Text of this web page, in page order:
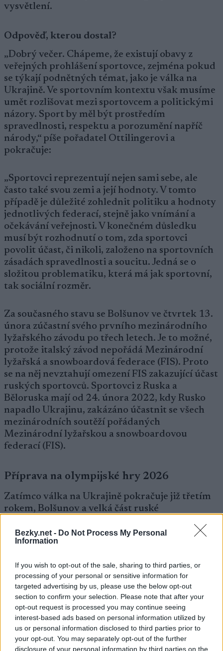
Bezky.net - Do Not Process My Personal
Information
If you wish to opt-out of the sale, sharing to third parties, or
processing of your personal or sensitive information for
targeted advertising by us, please use the below opt-out
section to confirm your selection. Please note that after your
opt-out request is processed you may continue seeing
interest-based ads based on personal information utilized by
us or personal information disclosed to third parties prior to
your opt-out. You may separately opt-out of the further
disclosure of your personal information by third parties on the
vysvětlení.
Odpověď, kterou dostal?
„Dobrý večer. Chápeme, že existují obavy z
veřejných prohlášení sportovce, zejména pokud
se týkají podnětných témat, jako je válka na
Ukrajině. Ve sportovním kontextu však musíme
umět rozlišovat mezi sportovcem a politickými
názory. Sport by měl být prostředím
spravedlnosti, respektu a porozumění napříč
národy,“ píše pořadatel Ottilingerovi a
pokračuje:
„Sportovci reprezentují nejen sami sebe, ale
často také svou zemi a její hodnoty. V tomto
případě je důležité zohlednit politiku a hodnoty
jednotlivých federací, stejně jako vnímání a
očekávání veřejnosti. V konečném důsledku
musí být rozhodnutí o tom, zda sportovci
povolit účast, či nikoli, založeno na sportovních
zásadách spravedlnosti a soucitu. Jedná se o
složitou problematiku, která má jak sportovní,
tak sociální rozměr.
Za současného stavu se Bolšunov ve čtvrtek 13.
února zúčastní svého prvního mezinárodního
lyžařského závodu po třech letech. Je to možné,
protože italský závod nepořádá Mezinárodní
lyžařská a snowboardová federace (FIS). Proto
se na něj nevztahují omezení FIS zakazující účast
ruských sportovců. Sportovci z Ruska a
Běloruska mají od 24. února 2022, kdy Rusko
napadlo Ukrajinu, zakázáno účastnit se všech
mezinárodních soutěží pořádaných
Mezinárodní lyžařskou a snowboardovou
federací (FIS).
Příprava na olympijské hry 2026
Zatímco válka na Ukrajině pokračuje již třetím
rokem, Bolšunov a velká část ruské
jiné trénují na tratích pro olympijské hry v roce
2026.
osmadvacetiletý běžec doufá v účast na
olympijských hrách příští zimu v Itálii. Proto je
nyní Bolšunov a řada jeho kolegů z národního
týmu na tréninkovém kempu v Itálii. Trénují na
olympijských tratích ve Val di Fiemme a v
horském průsmyku Lavaze. Zde se připravují na
mistrovství světa tento týden norští biatlonisté